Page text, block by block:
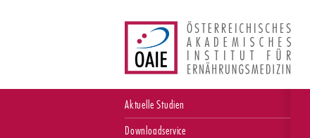
Aktuelle Studien
Downloadservice